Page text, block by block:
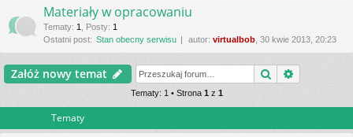
K
Materiały w opracowaniu
Tematy: 1 Posty: 1
Ostatni post: Stan obecny serwisu autor: virtualbob , 30 kwie 2013, 20:23
Załóż nowy temat Szukaj
Tematy: 1 • Strona 1z 1
Tematy